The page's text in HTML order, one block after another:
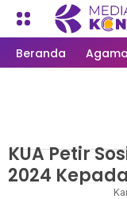
Beranda Agama
MEDIAKONTRAS.ID/
KUA Petir
2024